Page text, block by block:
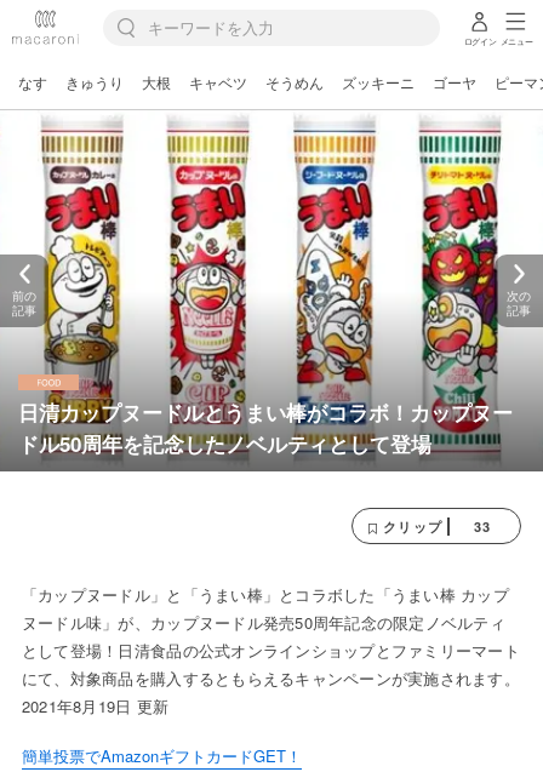
ログイン メニュー
なす きゅうり 大根 キャベツ そうめん ズッキーニ ゴーヤ ピーマ
日清カップヌードルとうまい棒がコラボ！カップヌー
ドル50周年を記念したノベルティとして登場
前の
記事
次の
記事
クリップ 33
「カップヌードル」と「うまい棒」とコラボした「うまい棒 カップ
ヌードル味」が、カップヌードル発売50周年記念の限定ノベルティ
として登場！日清食品の公式オンラインショップとファミリーマート
にて、対象商品を購入するともらえるキャンペーンが実施されます。
2021年8月19日 更新
簡単投票でAmazonギフトカードGET！